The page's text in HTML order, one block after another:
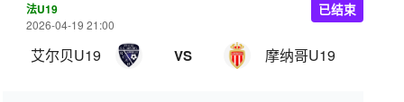
法U19
2026-04-19 21:00
艾尔贝U19 VS 摩纳哥U19
已结束